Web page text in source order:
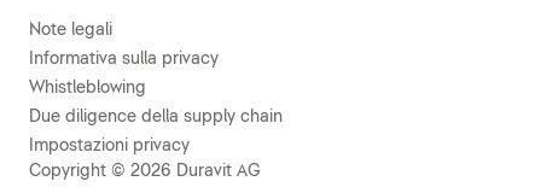
Note legali
Informativa sulla privacy
Whistleblowing
Due diligence della supply chain
Impostazioni privacy
Copyright © 2026 Duravit AG